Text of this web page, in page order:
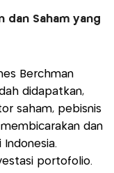
dan Saham yang
Berchman
didapatkan,
saham, pebisnis
dan
portofolio.